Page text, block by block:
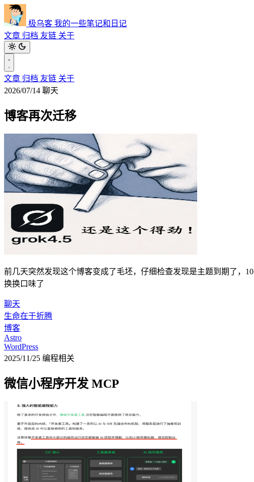
极乌客 我的一些笔记和日记
文章 归档 友链 关于
文章 归档 友链 关于
2026/07/14 聊天
博客再次迁移
前几天突然发现这个博客变成了毛坯，仔细检查发现是主题到期了，
换换口味了
聊天
生命在于折腾
博客
Astro
WordPress
2025/11/25 编程相关
微信小程序开发 MCP